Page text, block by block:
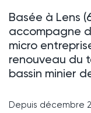
Basée à Lens
accompagne
micro
renouveau du
bassin minier
Depuis décembre